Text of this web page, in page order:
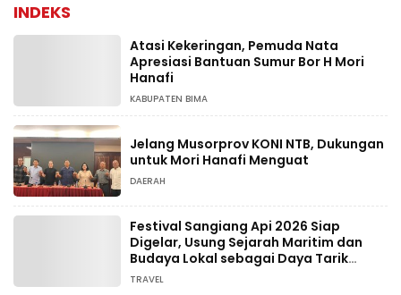
INDEKS
Atasi Kekeringan, Pemuda Nata
Apresiasi Bantuan Sumur Bor H Mori
Hanafi
KABUPATEN BIMA
Jelang Musorprov KONI NTB, Dukungan
untuk Mori Hanafi Menguat
DAERAH
Festival Sangiang Api 2026 Siap
Digelar, Usung Sejarah Maritim dan
Budaya Lokal sebagai Daya Tarik
Wisata
TRAVEL